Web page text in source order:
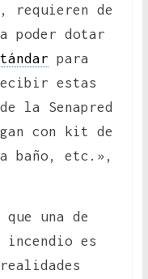
requieren de
poder dotar
para
estas
la Senapred
con kit de
baño, etc.»,
una de
es